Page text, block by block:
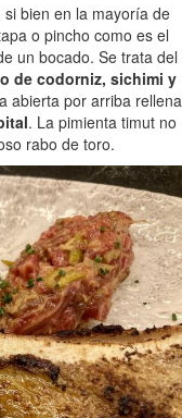
bien en la mayoría de
o pincho como es el
un bocado. Se trata del
de codorniz, sichimi y
abierta por arriba rellena
. La pimienta timut no
rabo de toro.